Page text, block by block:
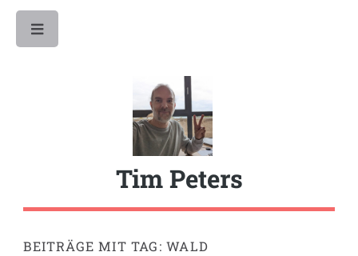
Tim Peters
BEITRÄGE MIT TAG: WALD